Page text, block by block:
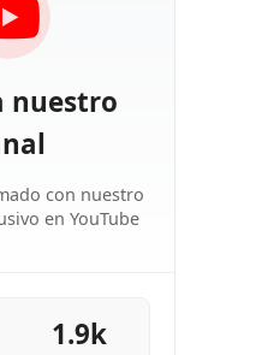
nuestro
con nuestro
en YouTube
1.9k